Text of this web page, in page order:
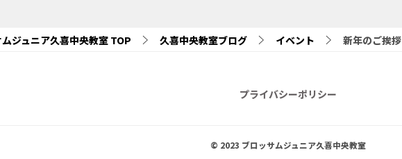
ジュニア久喜中央教室 TOP 久喜中央教室ブログ イベント 新年のご挨拶
プライバシーポリシー
© 2023 ブロッサムジュニア久喜中央教室